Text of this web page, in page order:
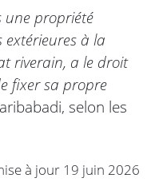
une propriété
extérieures à la
riverain, a le droit
fixer sa propre
selon les
à jour 19 juin 2026